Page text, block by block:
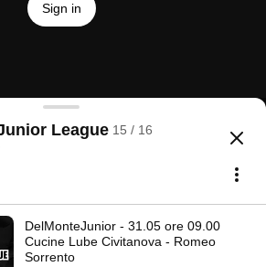
Sign in
ore 16.00 Finale 1°- 2°
views
League 15 / 16
DelMonteJunior - 31.05 ore 09.00
Cucine Lube Civitanova - Romeo
Sorrento